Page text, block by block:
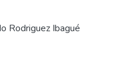
Rodriguez Ibagué